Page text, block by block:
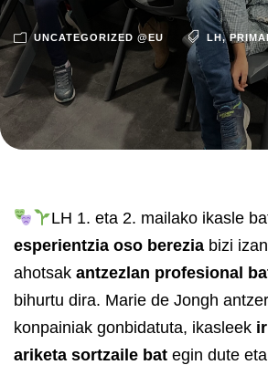
UNCATEGORIZED @EU LH,
LH 1. eta 2. mailako ikasle
esperientzia oso berezia bizi
ahotsak antzezlan profesional
bihurtu dira. Marie de Jongh
konpainiak gonbidatuta, ikasleek
ariketa sortzaile bat egin dute